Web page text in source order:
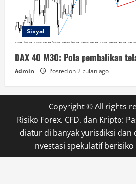
Sinyal
DAX 40 M30: Pola pembalikan
Admin Posted on 2 bulan ago
Copyright © All rights
Risiko Forex, CFD, dan Kripto:
diatur di banyak yurisdiksi dan
investasi spekulatif berisiko